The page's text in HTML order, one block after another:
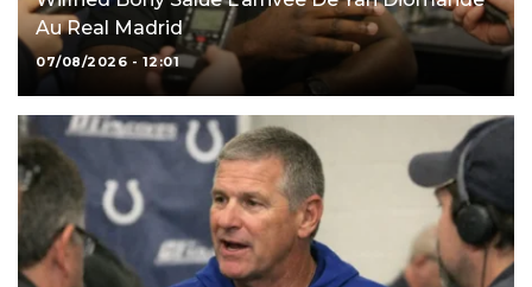
Au Real Madrid
07/08/2026 - 12:01